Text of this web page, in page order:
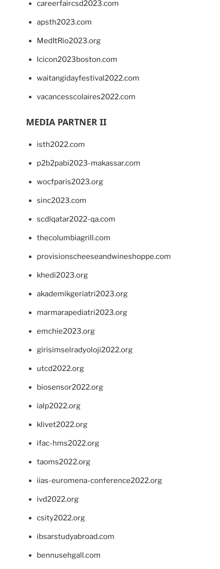
careerfaircsd2023.com
apsth2023.com
MedItRio2023.org
lcicon2023boston.com
waitangidayfestival2022.com
vacancesscolaires2022.com
MEDIA PARTNER II
isth2022.com
p2b2pabi2023-makassar.com
wocfparis2023.org
sinc2023.com
scdlqatar2022-qa.com
thecolumbiagrill.com
provisionscheeseandwineshoppe.com
khedi2023.org
akademikgeriatri2023.org
marmarapediatri2023.org
emchie2023.org
girisimselradyoloji2022.org
utcd2022.org
biosensor2022.org
ialp2022.org
klivet2022.org
ifac-hms2022.org
taoms2022.org
iias-euromena-conference2022.org
ivd2022.org
csity2022.org
ibsarstudyabroad.com
bennusehgall.com